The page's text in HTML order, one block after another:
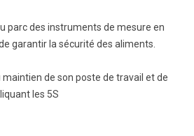
des instruments de mesure en
garantir la sécurité des aliments.
de son poste de travail et de
les 5S